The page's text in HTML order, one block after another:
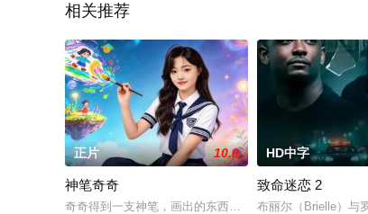
相关推荐
正片 10.0
神笔奇奇
奇奇得到一支神笔，画出的东西能成真，但当着人面无效
HD中字
致命迷恋 2
布丽尔（Brielle）与